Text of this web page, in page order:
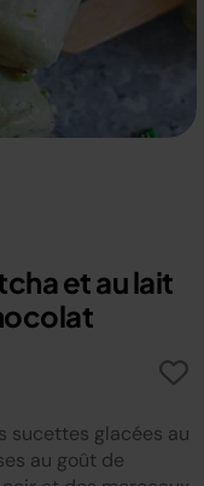
et au lait
sucettes glacées au
au goût de